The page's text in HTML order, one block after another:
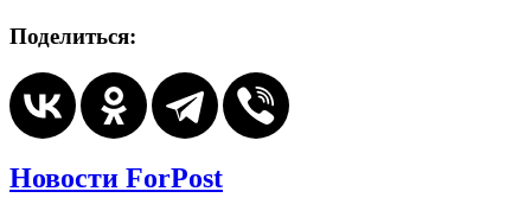
Поделиться:
Новости ForPost